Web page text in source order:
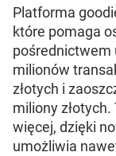
Platforma
które pomaga
pośrednictwem
milionów
złotych i
miliony
więcej, dzięki
umożliwia